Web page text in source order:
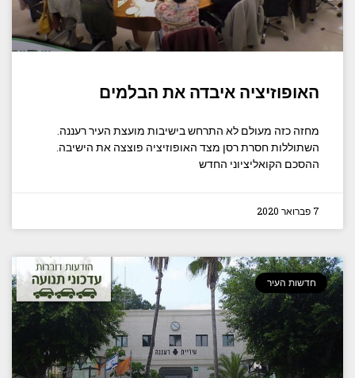
האופוזיציה איבדה את הבלמים
מחזה כזה מעולם לא התרחש בישיבות מועצת העיר רעננה.
השתוללות חסרת רסן מצד האופוזיציה פוצצה את הישיבה.
ההסכם הקואליציוני החדש
7 פברואר 2020
חדשות העיר